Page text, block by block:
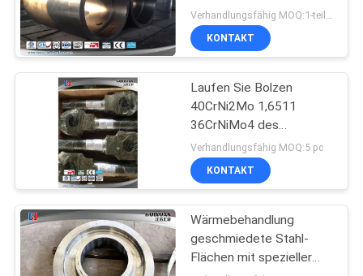
Wand-langes Rohr-
Schmieden
Verhandlungsfähig MOQ:1-teilig
KONTAKT
Laufen Sie Bolzen
40CrNi2Mo 1,6511
36CrNiMo4 des
Schmieden-
Freiformschmieden-AISI
4340 weg
Verhandlungsfähig MOQ:5 pc
KONTAKT
Wärmebehandlung
geschmiedete Stahl-
Flächen mit spezieller